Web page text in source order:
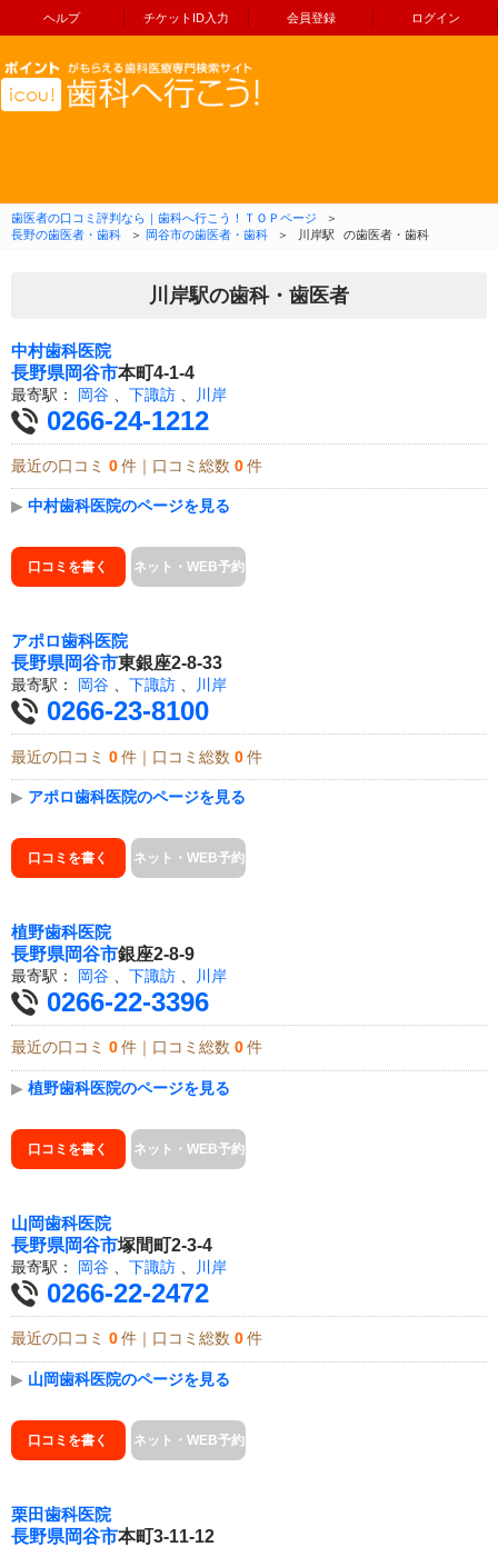
ヘルプ チケットID入力 会員登録 ログイン
コンテンツへ移動
歯医者の口コミ評判なら｜歯科へ行こう！ＴＯＰページ
＞
長野の歯医者・歯科
＞ 岡谷市の歯医者・歯科 ＞ 川岸駅 の歯医者・歯科
川岸駅の歯科・歯医者
中村歯科医院
長野県岡谷市本町4-1-4
最寄駅： 岡谷 下諏訪 川岸
0266-24-1212
最近の口コミ 0 件｜口コミ総数 0 件
▶ 中村歯科医院のページを見る
口コミを書く ネット・WEB予約
アポロ歯科医院
長野県岡谷市東銀座2-8-33
最寄駅： 岡谷 、 下諏訪 、 川岸
0266-23-8100
最近の口コミ 0 件｜口コミ総数 0 件
▶ アポロ歯科医院のページを見る
口コミを書く ネット・WEB予約
植野歯科医院
長野県岡谷市銀座2-8-9
最寄駅： 岡谷 下諏訪 川岸
0266-22-3396
最近の口コミ 0 件｜口コミ総数 0 件
▶ 植野歯科医院のページを見る
口コミを書く ネット・WEB予約
山岡歯科医院
長野県岡谷市塚間町2-3-4
最寄駅： 岡谷 下諏訪 川岸
0266-22-2472
最近の口コミ 0 件｜口コミ総数 0 件
▶ 山岡歯科医院のページを見る
口コミを書く ネット・WEB予約
栗田歯科医院
長野県岡谷市本町3-11-12